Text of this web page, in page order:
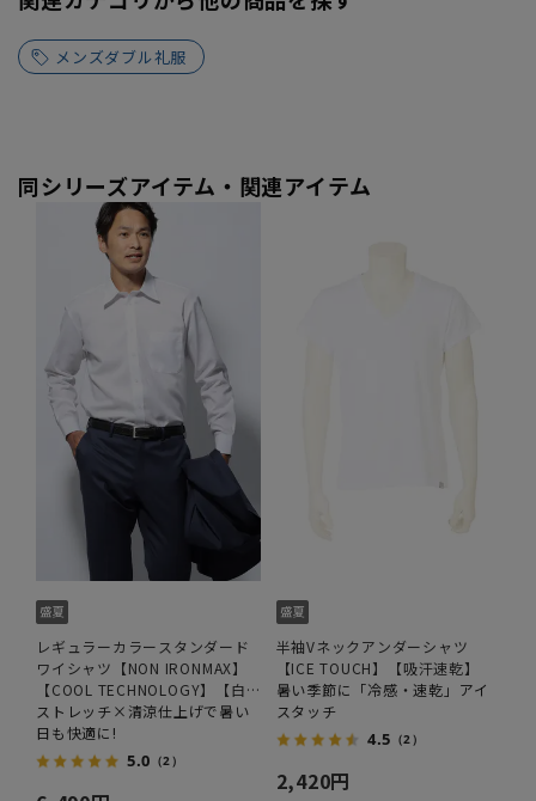
メンズダブル礼服
同シリーズアイテム・関連アイテム
レギュラーカラースタンダード
ワイシャツ【NON IRONMAX】
【COOL TECHNOLOGY】【白
無地】
ストレッチ×清涼仕上げで暑い
日も快適に!
5.0 （2）
半袖Vネックアンダーシャツ
【ICE TOUCH】【吸汗速乾】
暑い季節に「冷感・速乾」アイ
スタッチ
4.5 （2）
2,420円